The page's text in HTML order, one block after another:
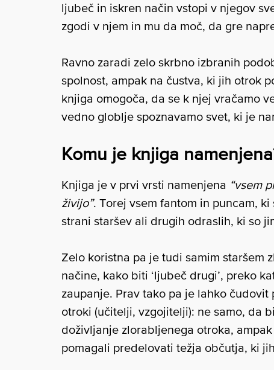
ljubeč in iskren način vstopi v njegov
zgodi v njem in mu da moč, da gre
Ravno zaradi zelo skrbno izbranih
spolnost, ampak na čustva, ki jih otrok
knjiga omogoča, da se k njej vračamo
vedno globlje spoznavamo svet, ki je
Komu je knjiga
Knjiga je v prvi vrsti namenjena “vsem
živijo”. Torej vsem fantom in puncam,
strani staršev ali drugih odraslih, ki so
Zelo koristna pa je tudi samim staršem
načine, kako biti ‘ljubeč drugi’, preko
zaupanje. Prav tako pa je lahko
otroki (učitelji, vzgojitelji): ne samo, da
doživljanje zlorabljenega otroka,
pomagali predelovati težja občutja, ki